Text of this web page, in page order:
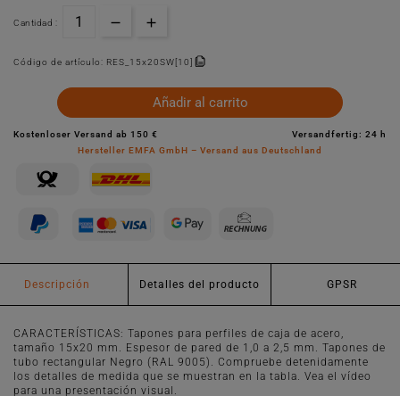
Cantidad :
Código de artículo: RES_15x20SW[10]
Añadir al carrito
Kostenloser Versand ab 150 €
Versandfertig: 24 h
Hersteller EMFA GmbH – Versand aus Deutschland
Descripción Detalles del producto GPSR
CARACTERÍSTICAS: Tapones para perfiles de caja de acero,
tamaño 15x20 mm. Espesor de pared de 1,0 a 2,5 mm. Tapones de
tubo rectangular Negro (RAL 9005). Compruebe detenidamente
los detalles de medida que se muestran en la tabla. Vea el vídeo
para una presentación visual.